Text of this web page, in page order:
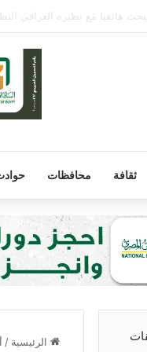
ميسي عن عمر 68 عامًا في الأرجنتين
ثقافة محافظات
الرئيسية /